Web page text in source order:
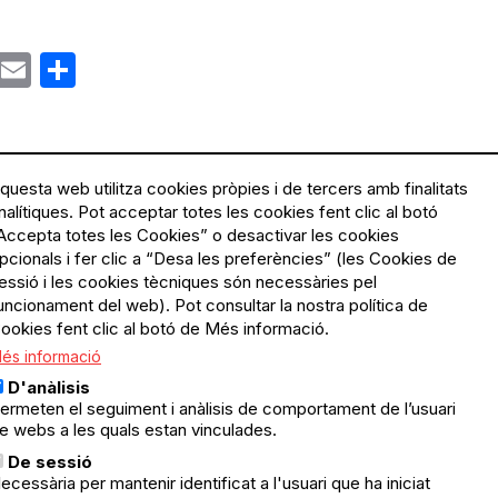
Email
Menú
Legal
Política de privacitat
Avís legal
Política de cookies
organitzadors.
web utilitza cookies pròpies i de tercers amb finalitats
Pot acceptar totes les cookies fent clic al botó
totes les Cookies” o desactivar les cookies
i fer clic a “Desa les preferències” (les Cookies de
i les cookies tècniques són necessàries pel
del web). Pot consultar la nostra política de
fent clic al botó de Més informació.
informació
D'anàlisis
el seguiment i anàlisis de comportament de l’usuari
webs a les quals estan vinculades.
De sessió
per mantenir identificat a l'usuari que ha iniciat